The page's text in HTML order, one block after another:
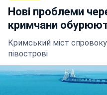
Нові проблеми
кримчани
Кримський міст
півострові